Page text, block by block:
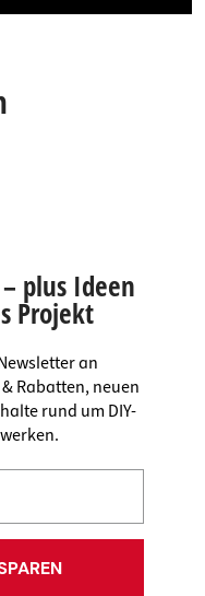
plus Ideen
Projekt
an
Rabatten, neuen
rund um DIY-